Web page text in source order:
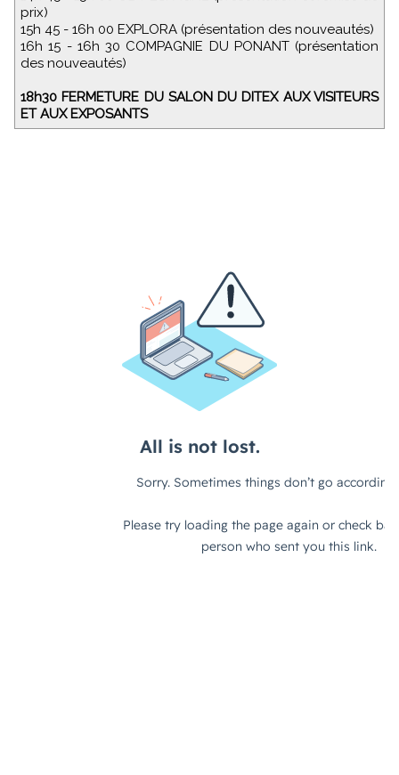
prix)
15h 45 - 16h 00 EXPLORA (présentation des nouveautés)
16h 15 - 16h 30 COMPAGNIE DU PONANT (présentation
des nouveautés)
18h30 FERMETURE DU SALON DU DITEX AUX VISITEURS
ET AUX EXPOSANTS